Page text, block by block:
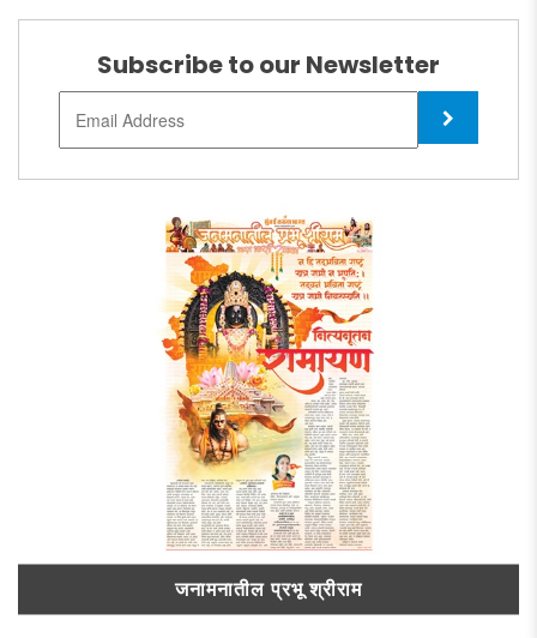
Subscribe to our Newsletter
जनामनातील प्रभू श्रीराम